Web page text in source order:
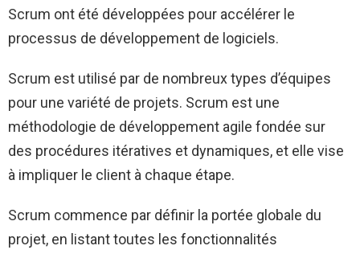
Scrum ont été développées pour accélérer le
processus de développement de logiciels.
Scrum est utilisé par de nombreux types d’équipes
pour une variété de projets. Scrum est une
méthodologie de développement agile fondée sur
des procédures itératives et dynamiques, et elle vise
à impliquer le client à chaque étape.
Scrum commence par définir la portée globale du
projet, en listant toutes les fonctionnalités